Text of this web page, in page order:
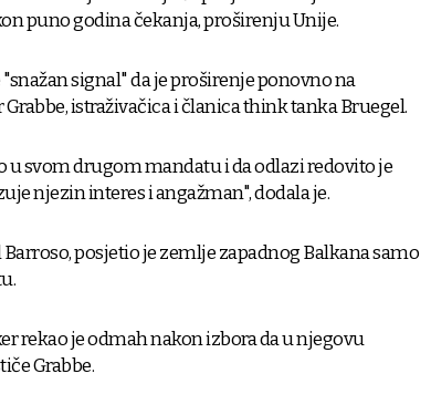
puno godina čekanja, proširenju Unije.
signal" da je proširenje ponovno na
istraživačica i članica think tanka Bruegel.
u svom drugom mandatu i da odlazi redovito je
njezin interes i angažman", dodala je.
posjetio je zemlje zapadnog Balkana samo
rekao je odmah nakon izbora da u njegovu
Grabbe.